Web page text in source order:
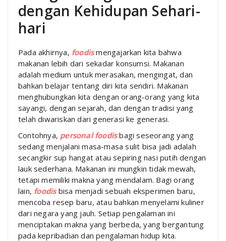
dengan Kehidupan Sehari-
hari
Pada akhirnya, foodismengajarkan kita bahwa
makanan lebih dari sekadar konsumsi. Makanan
adalah medium untuk merasakan, mengingat, dan
bahkan belajar tentang diri kita sendiri. Makanan
menghubungkan kita dengan orang-orang yang kita
sayangi, dengan sejarah, dan dengan tradisi yang
telah diwariskan dari generasi ke generasi.
Contohnya, personal foodisbagi seseorang yang
sedang menjalani masa-masa sulit bisa jadi adalah
secangkir sup hangat atau sepiring nasi putih dengan
lauk sederhana. Makanan ini mungkin tidak mewah,
tetapi memiliki makna yang mendalam. Bagi orang
lain, foodisbisa menjadi sebuah eksperimen baru,
mencoba resep baru, atau bahkan menyelami kuliner
dari negara yang jauh. Setiap pengalaman ini
menciptakan makna yang berbeda, yang bergantung
pada kepribadian dan pengalaman hidup kita.